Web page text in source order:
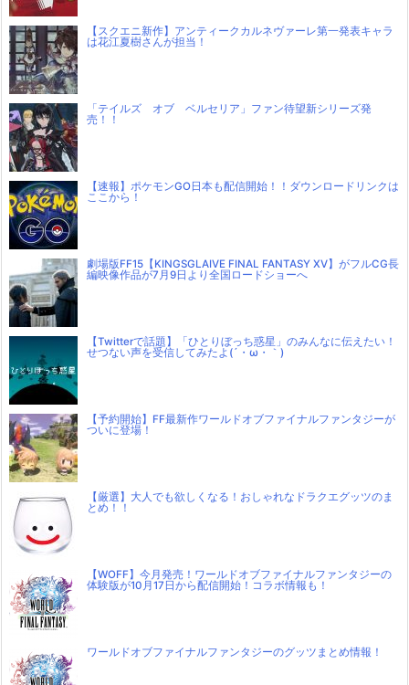
【スクエニ新作】アンティークカルネヴァーレ第一発表キャラ
は花江夏樹さんが担当！
「テイルズ オブ ベルセリア」ファン待望新シリーズ発
売！！
【速報】ポケモンGO日本も配信開始！！ダウンロードリンクは
ここから！
劇場版FF15【KINGSGLAIVE FINAL FANTASY XV】がフルCG長
編映像作品が7月9日より全国ロードショーへ
【Twitterで話題】「ひとりぼっち惑星」のみんなに伝えたい！
せつない声を受信してみたよ(´・ω・｀)
【予約開始】FF最新作ワールドオブファイナルファンタジーが
ついに登場！
【厳選】大人でも欲しくなる！おしゃれなドラクエグッツのま
とめ！！
【WOFF】今月発売！ワールドオブファイナルファンタジーの
体験版が10月17日から配信開始！コラボ情報も！
ワールドオブファイナルファンタジーのグッツまとめ情報！